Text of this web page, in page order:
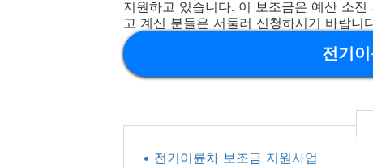
지원하고 있습니다. 이 보조금은 예산 소
고 계신 분들은 서둘러 신청하시기 바랍니
전기이
• 전기이륜차 보조금 지원사업